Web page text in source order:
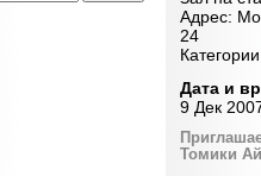
Адрес:
24
Дата и
9 Дек
Томики